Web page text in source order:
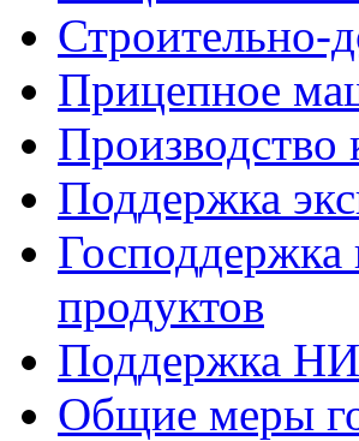
Строительно-
Прицепное
Производство
Поддержка
продуктов
Поддержка
Общие меры